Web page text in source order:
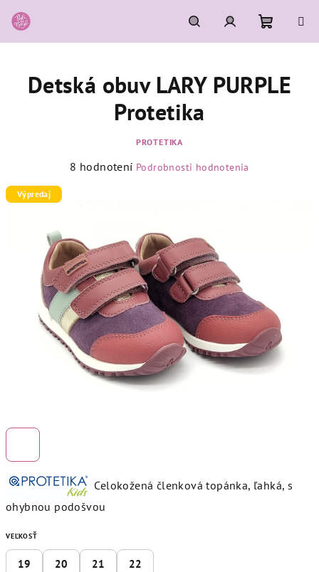
na
obsah
HľadaťPrihlásenie
košík
Celokožená členková topánka, ľahká, s
ohybnou podošvou
VEĽKOSŤ
19 20 21 22
Detská obuv LARY PURPLE
Protetika
PROTETIKA
Priemerné
z
5
hviezdičiek.
8 hodnotení Podrobnosti hodnotenia
Výpredaj